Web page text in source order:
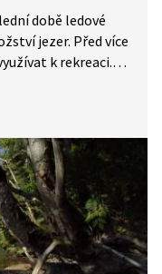
době ledové
jezer. Před více
k rekreaci.
i poměrně
k dopravě,
kanálů.